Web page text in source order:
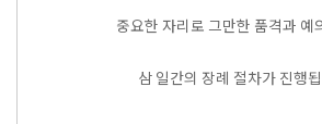
중요한 자리로 그만한 품격과 예
삼 일간의 장례 절차가 진행